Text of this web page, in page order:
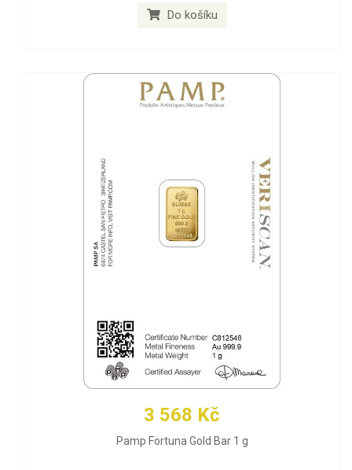
Do košíku
3 568 Kč
Pamp Fortuna Gold Bar 1 g